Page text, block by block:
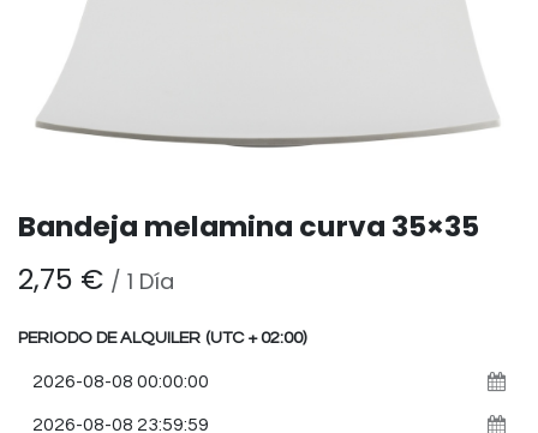
Bandeja melamina curva 35×35
2,75 € / 1 Día
PERIODO DE ALQUILER (UTC + 02:00)